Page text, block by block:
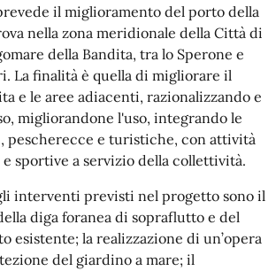
il miglioramento del porto della
nella zona meridionale della Città di
della Bandita, tra lo Sperone e
La finalità è quella di migliorare il
e le aree adiacenti, razionalizzando e
migliorandone l'uso, integrando le
pescherecce e turistiche, con attività
sportive a servizio della collettività.
interventi previsti nel progetto sono il
diga foranea di sopraflutto e del
esistente; la realizzazione di un’opera
del giardino a mare; il